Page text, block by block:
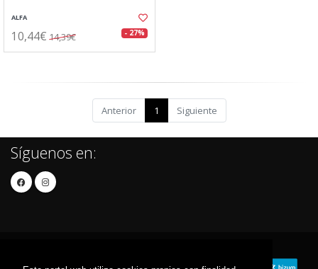
ALFA
10,44€ 14,39€ - 27%
Anterior 1 Siguiente
Síguenos en: